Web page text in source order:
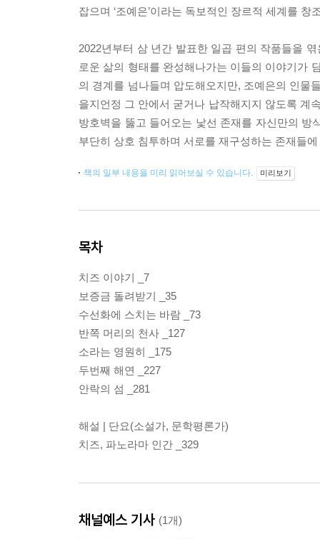
잡으며 ‘조예은’이라는 독보적인 장르적 세계를 창
2022년부터 삼 년간 발표한 일곱 편의 작품들을
로운 삶의 형태를 완성해나가는 이들의 이야기가
의 경계를 넘나들며 압도해오지만, 조예은의 인물
을지언정 그 안에서 굳거나 납작해지지 않도록 계
방호벽을 뚫고 들어오는 낯선 존재를 자신만의 방
부단히 상호 침투하며 서로를 재구성하는 존재들
책의 일부 내용을 미리 읽어보실 수 있습니다. 미리보기
목차
치즈 이야기 _7
보증금 돌려받기 _35
수선화에 스치는 바람 _73
반쪽 머리의 천사 _127
소라는 영원히 _175
두번째 해연 _227
안락의 섬 _281
해설 | 단요(소설가, 문학평론가)
치즈, 파노라마 인간 _329
채널예스 기사 (1개)